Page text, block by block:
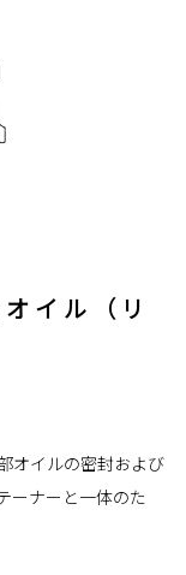
イル（リ
オイルの密封および
ーナーと一体のた